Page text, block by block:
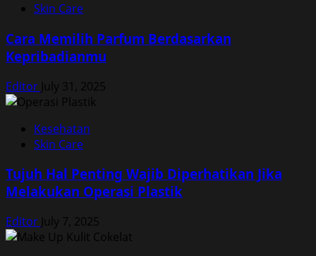
Skin Care
Cara Memilih Parfum Berdasarkan
Kepribadianmu
Editor July 31, 2025
Kesehatan
Skin Care
Tujuh Hal Penting Wajib Diperhatikan Jika
Melakukan Operasi Plastik
Editor July 7, 2025